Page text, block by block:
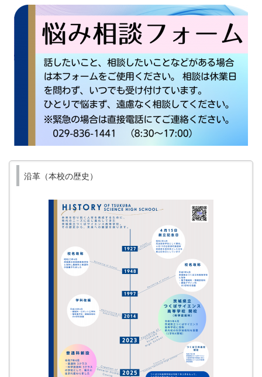
沿革（本校の歴史）